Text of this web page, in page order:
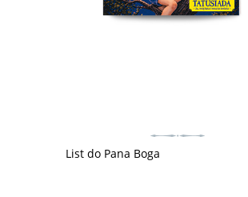
List do Pana Boga